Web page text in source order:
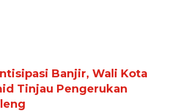
Banjir, Wali Kota
Tinjau Pengerukan